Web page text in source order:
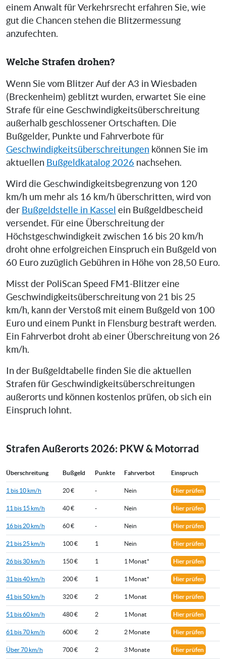
einem Anwalt für Verkehrsrecht erfahren Sie, wie
gut die Chancen stehen die Blitzermessung
anzufechten.
Welche Strafen drohen?
Wenn Sie vom Blitzer Auf der A3 in Wiesbaden
(Breckenheim) geblitzt wurden, erwartet Sie eine
Strafe für eine Geschwindigkeitsüberschreitung
außerhalb geschlossener Ortschaften. Die
Bußgelder, Punkte und Fahrverbote für
Geschwindigkeitsüberschreitungen können Sie im
aktuellen Bußgeldkatalog 2026 nachsehen.
Wird die Geschwindigkeitsbegrenzung von 120
km/h um mehr als 16 km/h überschritten, wird von
der Bußgeldstelle in Kassel ein Bußgeldbescheid
versendet. Für eine Überschreitung der
Höchstgeschwindigkeit zwischen 16 bis 20 km/h
droht ohne erfolgreichen Einspruch ein Bußgeld von
60 Euro zuzüglich Gebühren in Höhe von 28,50 Euro.
Misst der PoliScan Speed FM1-Blitzer eine
Geschwindigkeitsüberschreitung von 21 bis 25
km/h, kann der Verstoß mit einem Bußgeld von 100
Euro und einem Punkt in Flensburg bestraft werden.
Ein Fahrverbot droht ab einer Überschreitung von 26
km/h.
In der Bußgeldtabelle finden Sie die aktuellen
Strafen für Geschwindigkeitsüberschreitungen
außerorts und können kostenlos prüfen, ob sich ein
Einspruch lohnt.
Strafen Außerorts 2026: PKW & Motorrad
Überschreitung Bußgeld Punkte Fahrverbot Einspruch
1 bis 10 km/h 20 € - Nein Hier prüfen
11 bis 15 km/h 40 € - Nein Hier prüfen
16 bis 20 km/h 60 € - Nein Hier prüfen
21 bis 25 km/h 100 € 1 Nein Hier prüfen
26 bis 30 km/h 150 € 1 1 Monat* Hier prüfen
31 bis 40 km/h 200 € 1 1 Monat* Hier prüfen
41 bis 50 km/h 320 € 2 1 Monat Hier prüfen
51 bis 60 km/h 480 € 2 1 Monat Hier prüfen
61 bis 70 km/h 600 € 2 2 Monate Hier prüfen
Über 70 km/h 700 € 2 3 Monate Hier prüfen